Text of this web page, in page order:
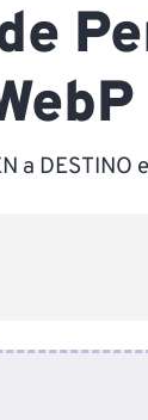
a DESTINO